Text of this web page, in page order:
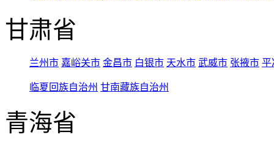
甘肃省
兰州市 嘉峪关市 金昌市 白银市 天水市 武威市 张掖市 平
临夏回族自治州 甘南藏族自治州
青海省